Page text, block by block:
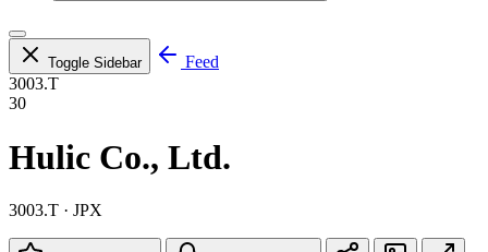
Toggle Sidebar
Feed
3003.T
30
Hulic Co., Ltd.
3003.T · JPX